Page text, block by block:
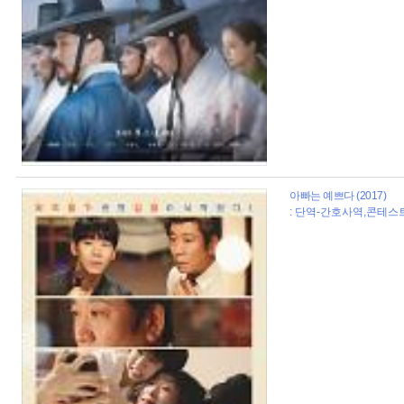
아빠는 예쁘다 (2017)
: 단역-간호사역,콘테스